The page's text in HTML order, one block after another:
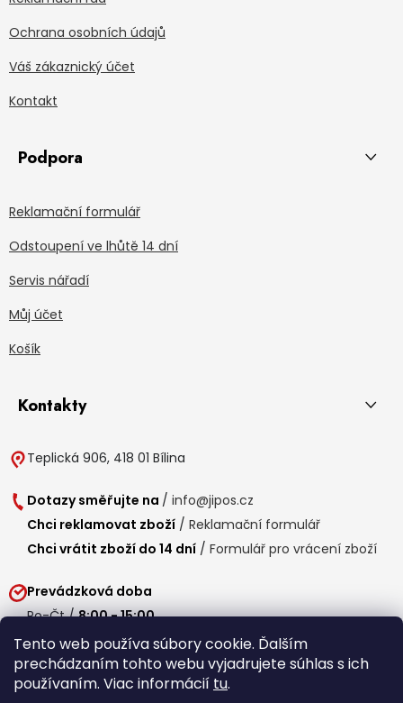
Tento web používa súbory cookie. Ďalším
prechádzaním tohto webu vyjadrujete súhlas s ich
používaním. Viac informácií tu.
Ochrana osobních údajů
Váš zákaznický účet
Kontakt
Podpora
Reklamační formulář
Odstoupení ve lhůtě 14 dní
Servis nářadí
Můj účet
Košík
Kontakty
Teplická 906, 418 01 Bílina
Dotazy směřujte na / info@jipos.cz
Chci reklamovat zboží / Reklamační formulář
Chci vrátit zboží do 14 dní / Formulář pro vrácení zboží
Prevádzková doba
Po-Čt /8:00 - 15:00
Pá / 7:30 - 14:30
Obedňajšia prestávka /11:00 - 11:30